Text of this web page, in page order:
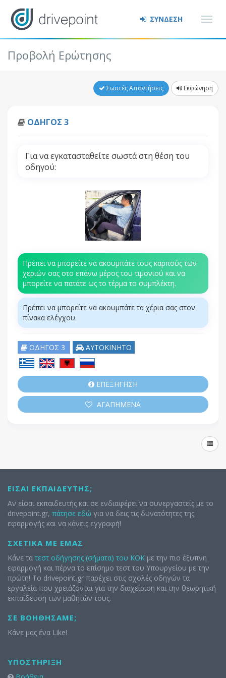
ΣΥΝΔΕΣΗ
Προβολή Ερώτησης
Σωστές Απαντήσεις Εκφώνηση
ΟΔΗΓΟΣ 3
Για να εγκατασταθείτε σωστά στη θέση του
οδηγού:
Πρέπει να μπορείτε να ακουμπάτε τους καρπούς των
χεριών σας στο επάνω μέρος του τιμονιού και να
μπορείτε να πατάτε ως το τέρμα το συμπλέκτη.
Πρέπει να μπορείτε να ακουμπάτε τα χέρια σας στον
πίνακα ελέγχου.
ΟΔΗΓΟΣ 3 ΑΥΤΟΚΙΝΗΤΟ
ΕΠΕΞΗΓΗΣΗ
ΑΓΑΠΗΜΕΝΑ
ΕΊΣΑΙ ΕΚΠΑΙΔΕΥΤΉΣ;
Αν είσαι εκπαιδευτής και σε ενδιαφέρει να συνεργαστείς με το
drivepoint.gr, πάτησε εδώ για να δεις τις δυνατότητες της
εφαρμογής και να κάνεις εγγραφή!
ΣΧΕΤΙΚΆ ΜΕ ΕΜΆΣ
Κάνε τα τεστ οδήγησης (σήματα) του ΚΟΚ με την πιο έξυπνη
εφαρμογή και πέρνα το επίσημο τεστ του Υπουργείου με την
πρώτη! Το drivepoint.gr παρέχει στις σχολές οδηγών τα
εργαλεία που χρειάζονται για την διαχείριση και την θεωρητική
εκπαίδευση των μαθητών τους.
ΣΕ ΒΟΗΘΉΣΑΜΕ;
Κάνε μας ένα Like!
ΥΠΟΣΤΉΡΙΞΗ